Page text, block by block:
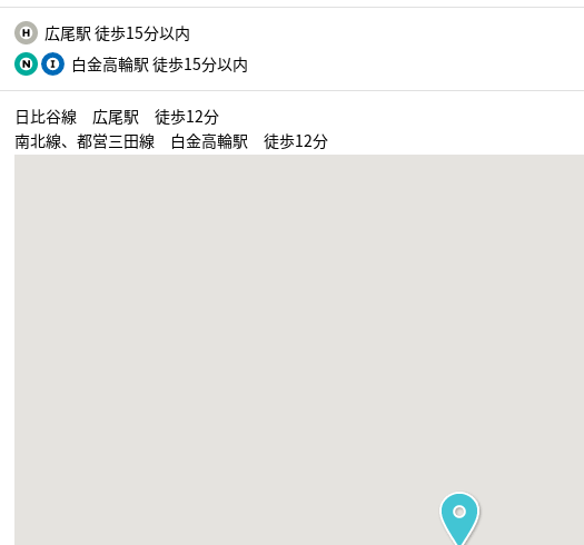
広尾駅 徒歩15分以内
白金高輪駅 徒歩15分以内
日比谷線 広尾駅 徒歩12分
南北線、都営三田線 白金高輪駅 徒歩12分